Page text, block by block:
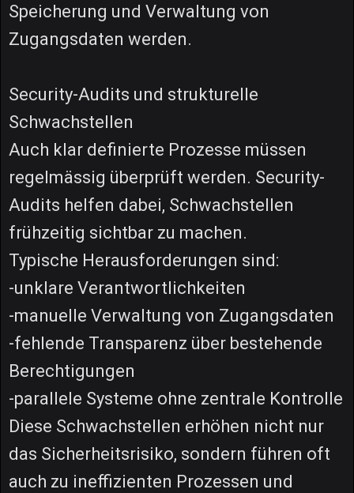
Speicherung und Verwaltung von
Zugangsdaten werden.
Security-Audits und strukturelle
Schwachstellen
Auch klar definierte Prozesse müssen
regelmässig überprüft werden. Security-
Audits helfen dabei, Schwachstellen
frühzeitig sichtbar zu machen.
Typische Herausforderungen sind:
-unklare Verantwortlichkeiten
-manuelle Verwaltung von Zugangsdaten
-fehlende Transparenz über bestehende
Berechtigungen
-parallele Systeme ohne zentrale Kontrolle
Diese Schwachstellen erhöhen nicht nur
das Sicherheitsrisiko, sondern führen oft
auch zu ineffizienten Prozessen und